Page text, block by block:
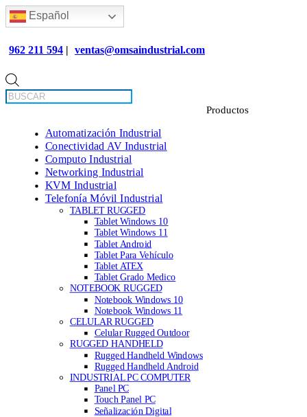
Español
962 211 594 | ventas@omsaindustrial.com
de
productos
Automatización Industrial
Conectividad AV Industrial
Computo Industrial
Networking Industrial
KVM Industrial
Telefonía Móvil Industrial
TABLET RUGGED
Tablet Windows 10
Tablet Windows 11
Tablet Android
Tablet Para Vehículo
Tablet ATEX
Tablet Grado Medico
NOTEBOOK RUGGED
Notebook Windows 10
Notebook Windows 11
CELULAR RUGGED
Celular Rugged Outdoor
RUGGED HANDHELD
Rugged Handheld Windows
Rugged Handheld Android
INDUSTRIAL PC COMPUTER
Panel PC
Touch Panel PC
Señalización Digital